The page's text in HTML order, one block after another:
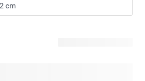
2 cm